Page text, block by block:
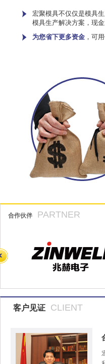
宏聚模具不仅仅是模具
模具生产解决方案，现
为您省下更多资金 ，可
合作伙伴 PARTNER
客户见证 CLIENT